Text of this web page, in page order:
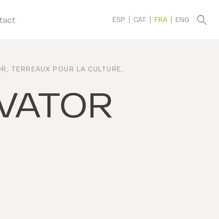
ESP CAT FRA ENG
TERREAUX POUR LA CULTURE.